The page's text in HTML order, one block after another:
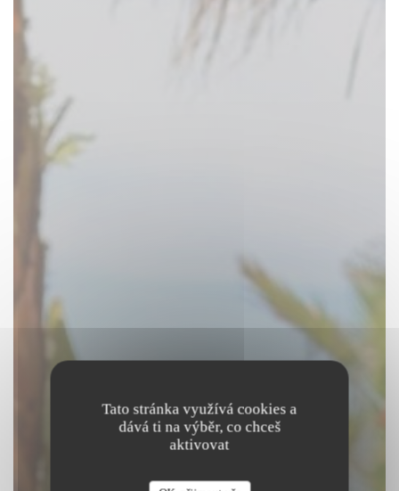
Tato stránka využívá cookies a
dává ti na výběr, co chceš
aktivovat